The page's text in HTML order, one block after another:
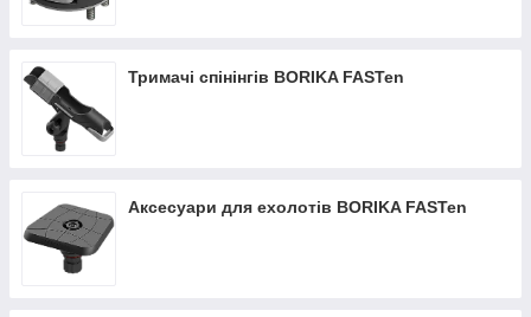
Тримачі спінінгів BORIKA FASTen
Аксесуари для ехолотів BORIKA FASTen